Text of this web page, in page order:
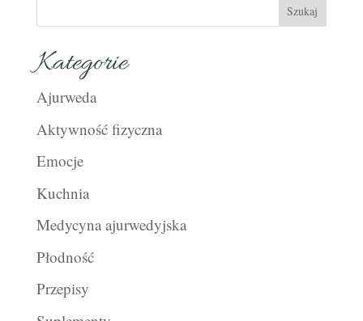
Kategorie
Ajurweda
Aktywność fizyczna
Emocje
Kuchnia
Medycyna ajurwedyjska
Płodność
Przepisy